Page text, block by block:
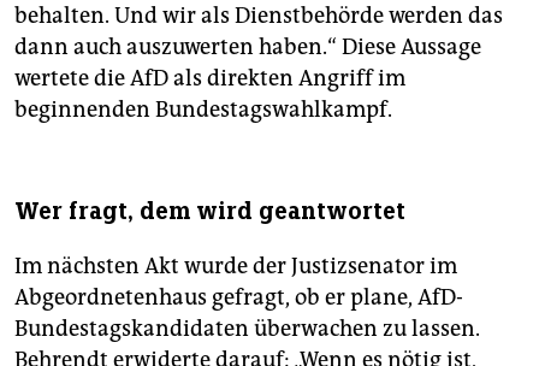
behalten. Und wir als Dienstbehörde werden das
dann auch auszuwerten haben.“ Diese Aussage
wertete die AfD als direkten Angriff im
beginnenden Bundestagswahlkampf.
Wer fragt, dem wird geantwortet
Im nächsten Akt wurde der Justizsenator im
Abgeordnetenhaus gefragt, ob er plane, AfD-
Bundestagskandidaten überwachen zu lassen.
Behrendt erwiderte darauf: „Wenn es nötig ist,